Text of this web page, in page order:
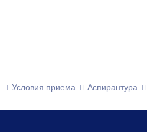
Условия приема Аспирантура